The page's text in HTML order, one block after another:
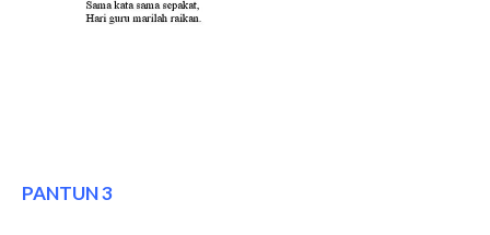
PANTUN 3